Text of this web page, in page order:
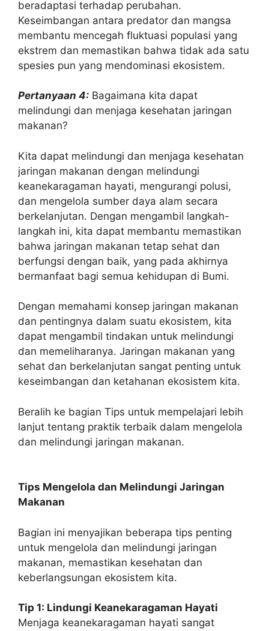
beradaptasi terhadap perubahan.
Keseimbangan antara predator dan mangsa
membantu mencegah fluktuasi populasi yang
ekstrem dan memastikan bahwa tidak ada satu
spesies pun yang mendominasi ekosistem.
Pertanyaan 4: Bagaimana kita dapat
melindungi dan menjaga kesehatan jaringan
makanan?
Kita dapat melindungi dan menjaga kesehatan
jaringan makanan dengan melindungi
keanekaragaman hayati, mengurangi polusi,
dan mengelola sumber daya alam secara
berkelanjutan. Dengan mengambil langkah-
langkah ini, kita dapat membantu memastikan
bahwa jaringan makanan tetap sehat dan
berfungsi dengan baik, yang pada akhirnya
bermanfaat bagi semua kehidupan di Bumi.
Dengan memahami konsep jaringan makanan
dan pentingnya dalam suatu ekosistem, kita
dapat mengambil tindakan untuk melindungi
dan memeliharanya. Jaringan makanan yang
sehat dan berkelanjutan sangat penting untuk
keseimbangan dan ketahanan ekosistem kita.
Beralih ke bagian Tips untuk mempelajari lebih
lanjut tentang praktik terbaik dalam mengelola
dan melindungi jaringan makanan.
Tips Mengelola dan Melindungi Jaringan
Makanan
Bagian ini menyajikan beberapa tips penting
untuk mengelola dan melindungi jaringan
makanan, memastikan kesehatan dan
keberlangsungan ekosistem kita.
Tip 1: Lindungi Keanekaragaman Hayati
Menjaga keanekaragaman hayati sangat